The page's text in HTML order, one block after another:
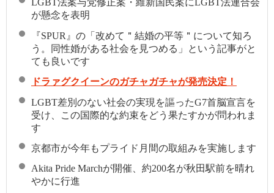
LGBT法案与党修正案・維新国民案にLGBT法連合会
が懸念を表明
『SPUR』の「改めて＂結婚の平等＂について知ろ
う。同性婚がある社会を見つめる」という記事がと
ても良いです
ドラァグクイーンのガチャガチャが発売決定！
LGBT差別のない社会の実現を謳ったG7首脳宣言を
受け、この国際的な約束をどう果たすかが問われま
す
京都市が今年もプライド月間の取組みを実施します
Akita Pride Marchが開催、約200名が秋田駅前を晴れ
やかに行進